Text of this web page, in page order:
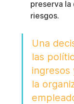
preserva
riesgos.
Una
las
ingresos
la